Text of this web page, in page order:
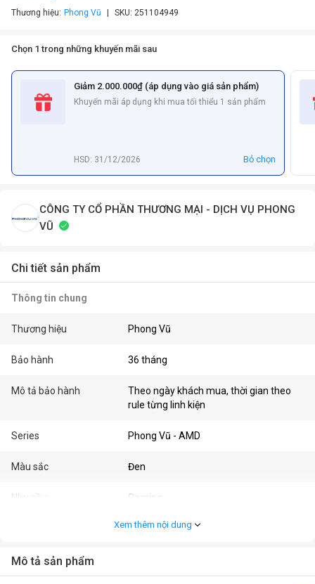
Thương hiệu: Phong Vũ SKU: 251104949
Chọn 1 trong những khuyến mãi sau
Giảm 2.000.000₫ (áp dụng vào giá sản phẩm)
Khuyến mãi áp dụng khi mua tối thiểu 1 sản phẩm
HSD: 31/12/2026 Bỏ chọn
CÔNG TY CỔ PHẦN THƯƠNG MẠI - DỊCH VỤ PHONG
VŨ
Chi tiết sản phẩm
Thông tin chung
Thương hiệu Phong Vũ
Bảo hành 36 tháng
Mô tả bảo hành
Theo ngày khách mua, thời gian theo
rule từng linh kiện
Series Phong Vũ - AMD
Màu sắc Đen
Nhu cầu Gaming
PC Gaming
Cấu hình chi tiết
Xem thêm nội dung
Mô tả sản phẩm